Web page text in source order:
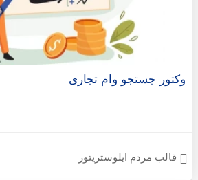
وکتور جستجو وام تجاری
قالب مردم ایلوستریتور